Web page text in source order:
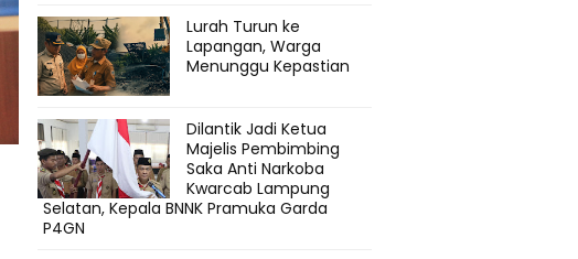
Lurah Turun ke
Lapangan, Warga
Menunggu Kepastian
Dilantik Jadi Ketua
Majelis Pembimbing
Saka Anti Narkoba
Kwarcab Lampung
Selatan, Kepala BNNK Pramuka Garda
P4GN